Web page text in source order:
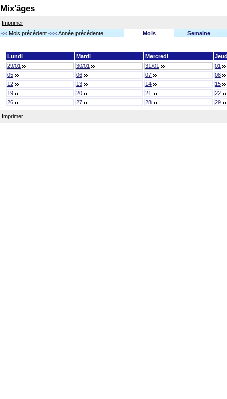
Mix'âges
Imprimer
<< Mois précédent <<<Année précédente Mois Semaine
Lundi Mardi Mercredi
29/01
30/01 31/01
01
05
06 07
08
12
13 14
15
19
20 21
22
26
27 28 29
Imprimer